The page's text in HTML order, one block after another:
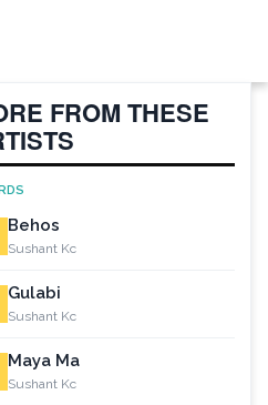
FROM THESE
Behos
Sushant Kc
Gulabi
Sushant Kc
Maya Ma
Sushant Kc